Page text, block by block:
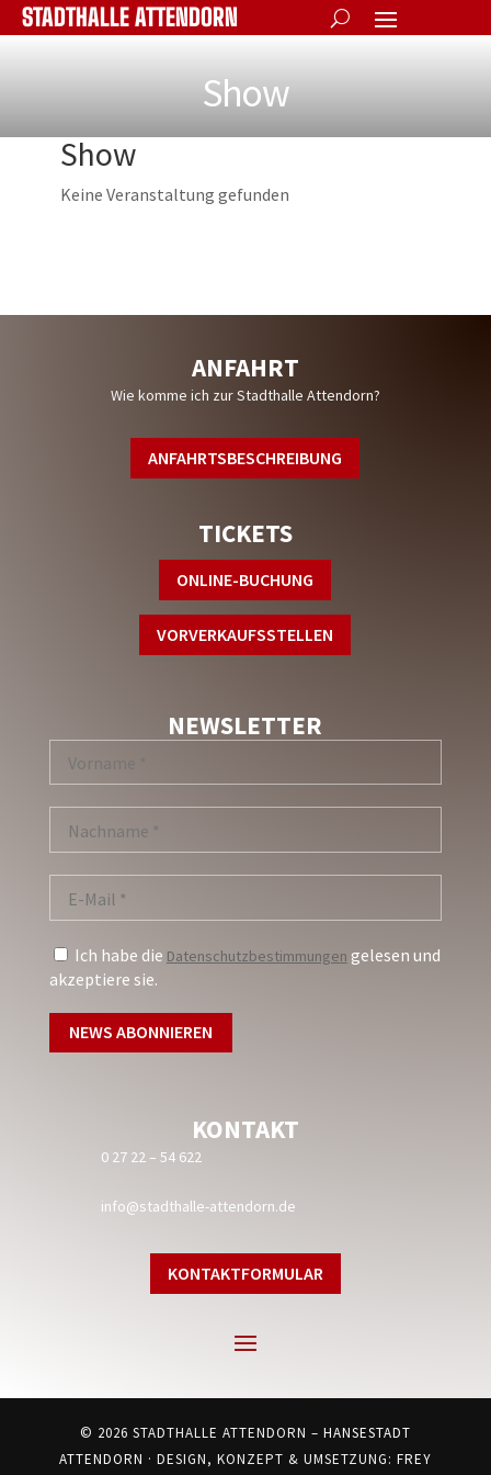
STADTHALLE ATTENDORN
Show
Show
Keine Veranstaltung gefunden
ANFAHRT
Wie komme ich zur Stadthalle Attendorn?
ANFAHRTSBESCHREIBUNG
TICKETS
ONLINE-BUCHUNG
VORVERKAUFSSTELLEN
NEWSLETTER
Ich habe die Datenschutzbestimmungen gelesen und
akzeptiere sie.
KONTAKT
0 27 22 – 54 622
info@stadthalle-attendorn.de
KONTAKTFORMULAR
© 2026 STADTHALLE ATTENDORN – HANSESTADT
ATTENDORN · DESIGN, KONZEPT & UMSETZUNG: FREY